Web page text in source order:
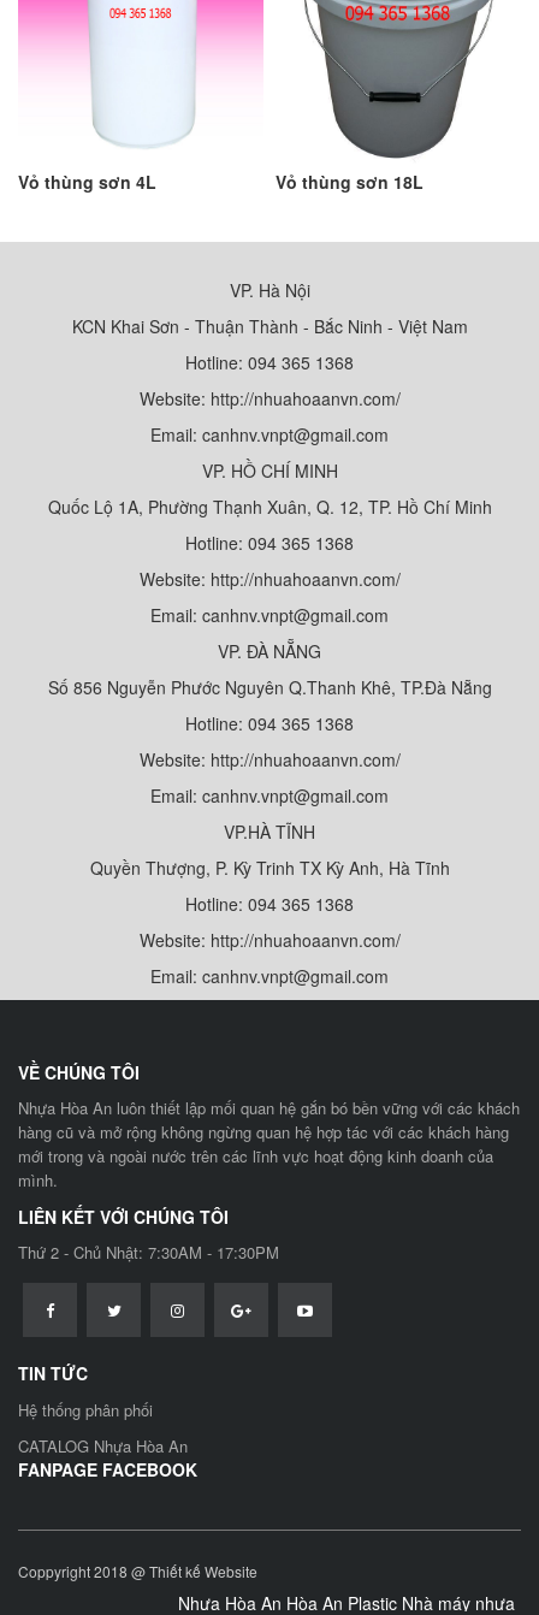
Vỏ thùng sơn 4L Vỏ thùng sơn 18L
VP. Hà Nội
KCN Khai Sơn - Thuận Thành - Bắc Ninh - Việt Nam
Hotline: 094 365 1368
Website: http://nhuahoaanvn.com/
Email: canhnv.vnpt@gmail.com
VP. HỒ CHÍ MINH
Quốc Lộ 1A, Phường Thạnh Xuân, Q. 12, TP. Hồ Chí Minh
Hotline: 094 365 1368
Website: http://nhuahoaanvn.com/
Email: canhnv.vnpt@gmail.com
VP. ĐÀ NẴNG
Số 856 Nguyễn Phước Nguyên Q.Thanh Khê, TP.Đà Nẵng
Hotline: 094 365 1368
Website: http://nhuahoaanvn.com/
Email: canhnv.vnpt@gmail.com
VP.HÀ TĨNH
Quyền Thượng, P. Kỳ Trinh TX Kỳ Anh, Hà Tĩnh
Hotline: 094 365 1368
Website: http://nhuahoaanvn.com/
Email: canhnv.vnpt@gmail.com
VỀ CHÚNG TÔI
Nhựa Hòa An luôn thiết lập mối quan hệ gắn bó bền vững với các khách
hàng cũ và mở rộng không ngừng quan hệ hợp tác với các khách hàng
mới trong và ngoài nước trên các lĩnh vực hoạt động kinh doanh của
mình.
LIÊN KẾT VỚI CHÚNG TÔI
Thứ 2 - Chủ Nhật: 7:30AM - 17:30PM
TIN TỨC
Hệ thống phân phối
CATALOG Nhựa Hòa An
FANPAGE FACEBOOK
Coppyright 2018 @Thiết kế Website
Nhựa Hòa An Hòa An Plastic Nhà máy nhựa